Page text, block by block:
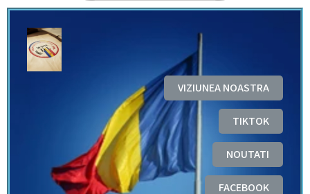
VIZIUNEA NOASTRA
TIKTOK
NOUTATI
FACEBOOK